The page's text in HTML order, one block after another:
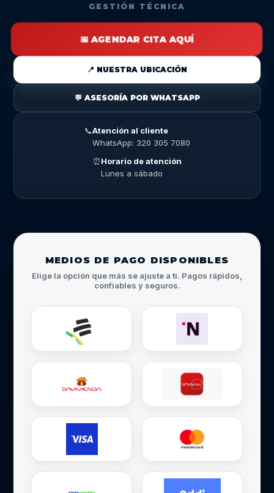
GESTIÓN TÉCNICA
📅 AGENDAR CITA AQUÍ
📍 NUESTRA UBICACIÓN
💬 ASESORÍA POR WHATSAPP
📞Atención al cliente
WhatsApp: 320 305 7080
⏰Horario de atención
Lunes a sábado
MEDIOS DE PAGO DISPONIBLES
Elige la opción que más se ajuste a ti. Pagos rápidos,
confiables y seguros.